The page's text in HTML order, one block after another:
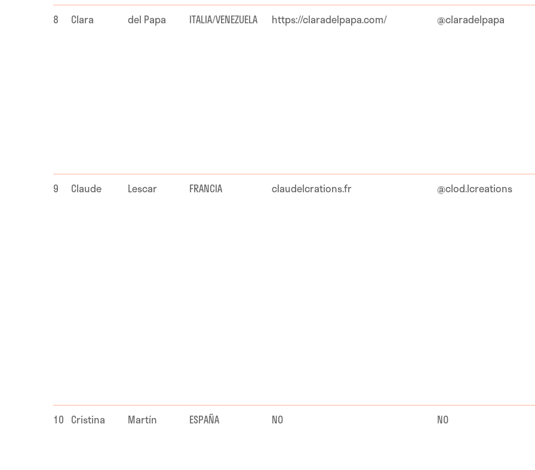
8 Clara del Papa ITALIA/VENEZUELA https://claradelpapa.com/ @claradelpapa
9 Claude Lescar FRANCIA claudelcrations.fr @clod.lcreations
10 Cristina Martín ESPAÑA NO NO